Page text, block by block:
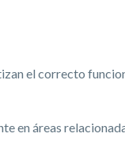
el correcto
en áreas